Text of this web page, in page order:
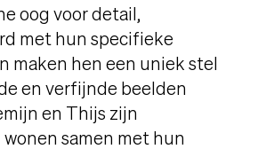
oog voor detail,
met hun specifieke
maken hen een uniek stel
en verfijnde beelden
en Thijs zijn
samen met hun